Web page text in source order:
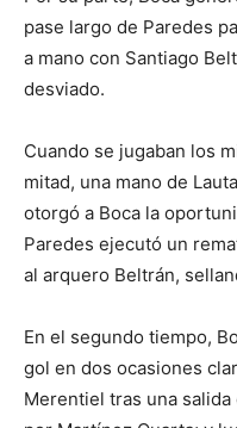
pase largo de Paredes
a mano con Santiago
desviado.
Cuando se jugaban los
mitad, una mano de
otorgó a Boca la
Paredes ejecutó un
al arquero Beltrán,
En el segundo tiempo,
gol en dos ocasiones
Merentiel tras una